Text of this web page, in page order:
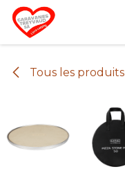
Se rendre au contenu
Tous les produits